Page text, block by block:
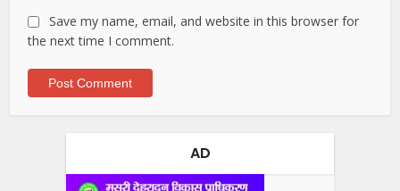
Save my name, email, and website in this browser for
the next time I comment.
AD